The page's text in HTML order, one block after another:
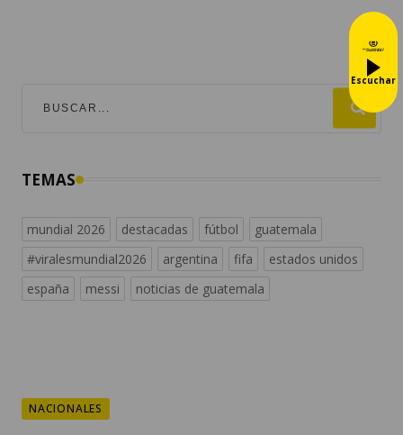
TEMAS
mundial 2026 destacadas fútbol
guatemala
#viralesmundial2026
argentina fifa
estados unidos
españa
messi noticias de guatemala
NACIONALES
Escuchar